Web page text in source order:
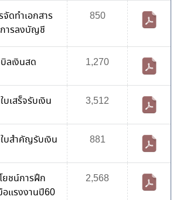
ดทำเอกสาร
ารลงบัญชี
850
ลเงินสด 1,270
บเสร็จรับเงิน 3,512
บสำคัญรับเงิน 881
ยชน์การฝึก
แรงงานปี60
2,568